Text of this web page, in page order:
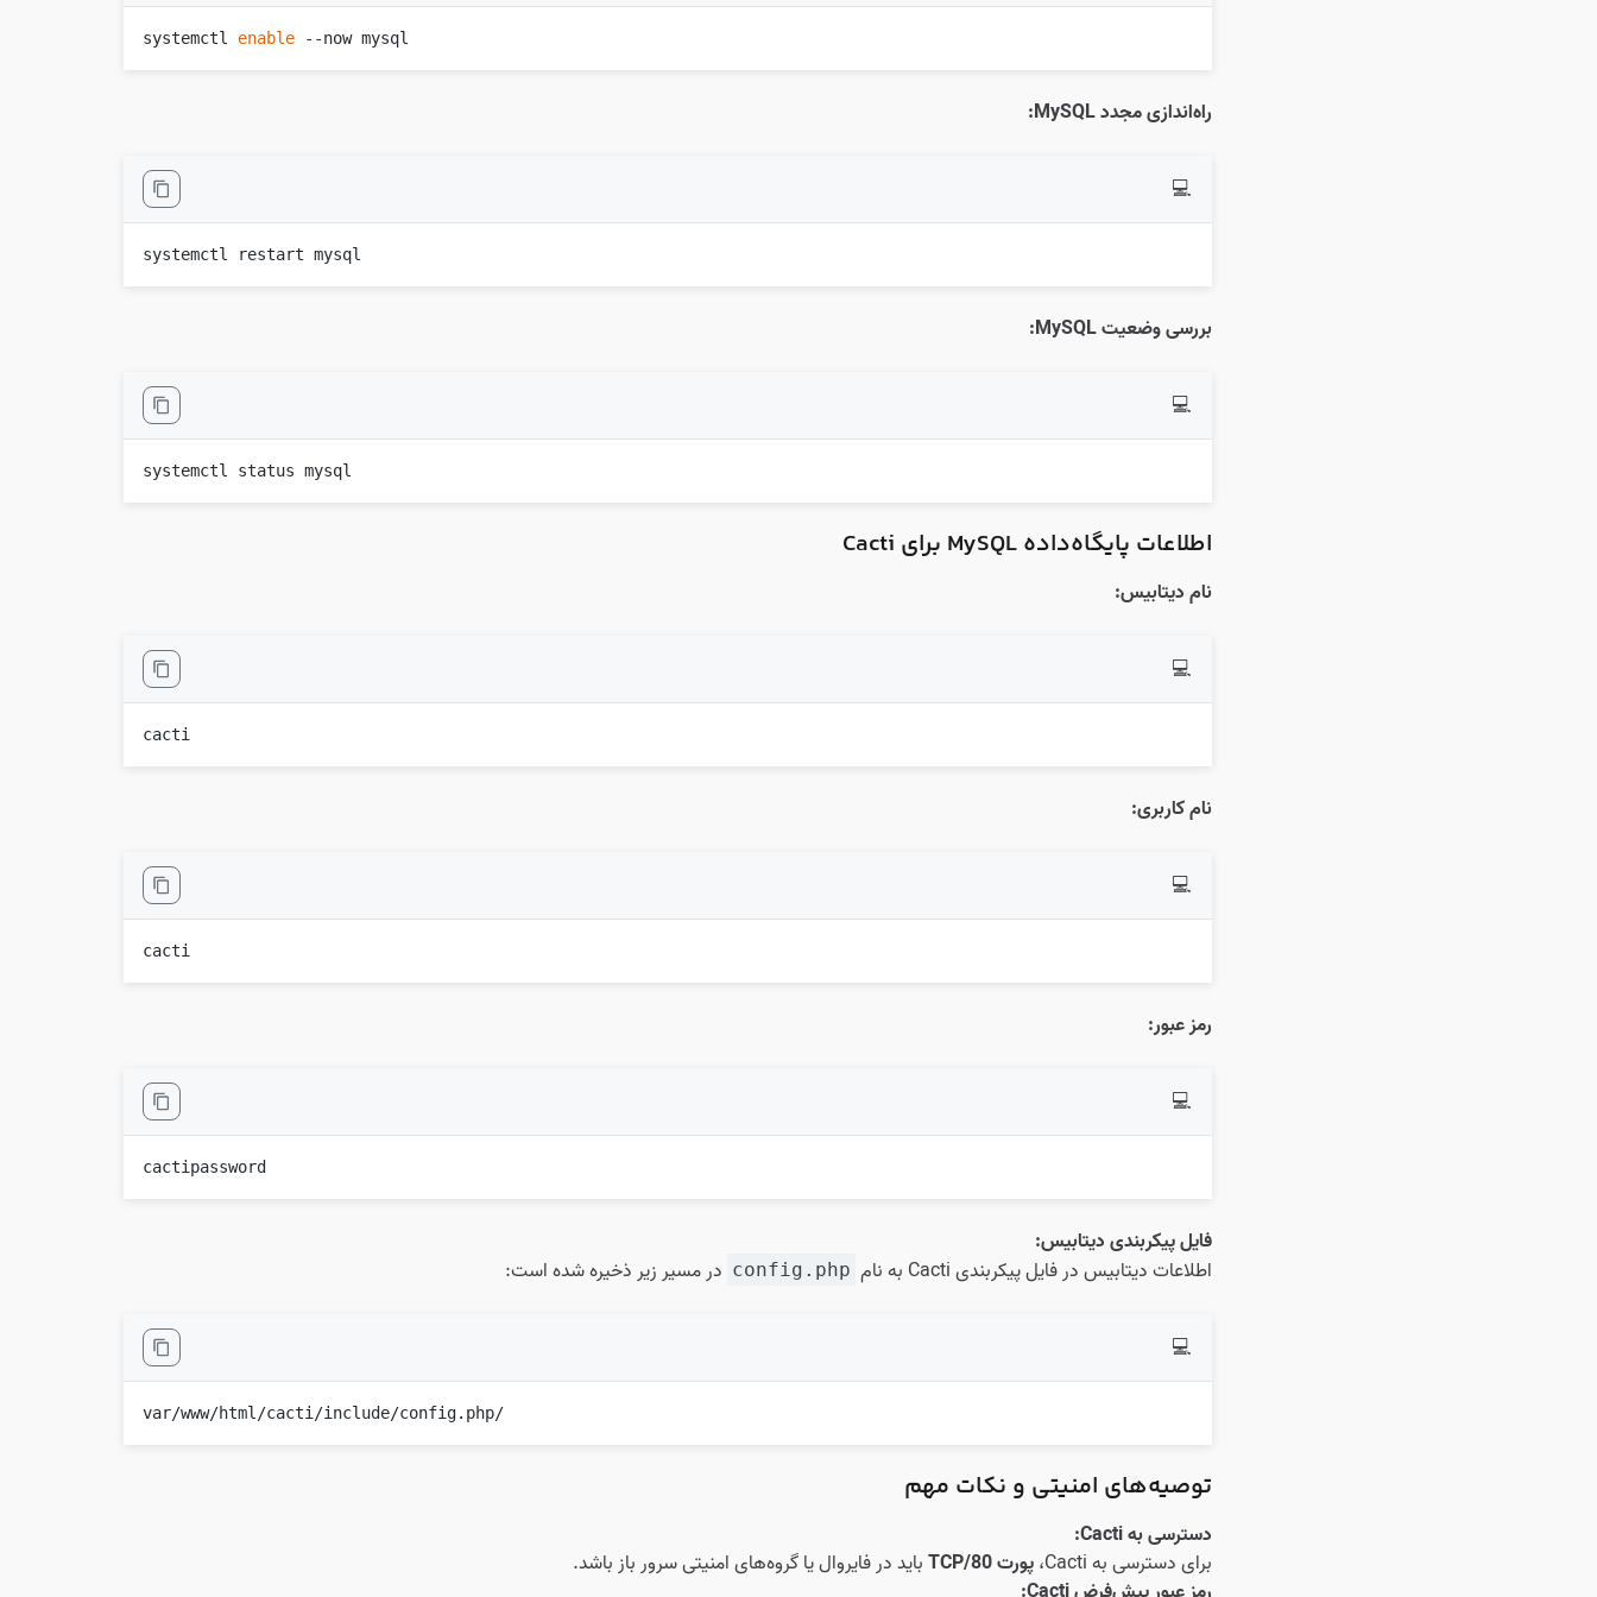
systemctl enable --now mysql
راه‌اندازی مجدد MySQL:
💻
systemctl restart mysql
بررسی وضعیت MySQL:
💻
systemctl status mysql
اطلاعات پایگاه‌داده MySQL برای Cacti
نام دیتابیس:
💻
cacti
نام کاربری:
💻
cacti
رمز عبور:
💻
cactipassword
فایل پیکربندی دیتابیس:
اطلاعات دیتابیس در فایل پیکربندی Cacti به نام
config.php در مسیر زیر ذخیره شده است:
💻
/var/www/html/cacti/include/config.php
توصیه‌های امنیتی و نکات مهم
دسترسی به Cacti:
برای دسترسی به Cacti،
پورت 80/TCP
باید در فایروال یا گروه‌های امنیتی سرور باز باشد.